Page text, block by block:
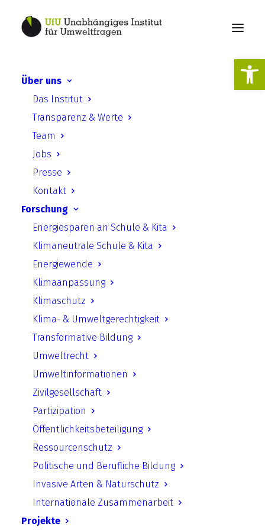
Über uns
Das Institut
Transparenz & Werte
Team
Jobs
Presse
Kontakt
Forschung
Energiesparen an Schule & Kita
Klimaneutrale Schule & Kita
Energiewende
Klimaanpassung
Klimaschutz
Klima- & Umweltgerechtigkeit
Transformative Bildung
Umweltrecht
Umweltinformationen
Zivilgesellschaft
Partizipation
Öffentlichkeitsbeteiligung
Ressourcenschutz
Politische und Berufliche Bildung
Invasive Arten & Naturschutz
Internationale Zusammenarbeit
Projekte
Beteiligung der
Zivilgesellschaft bei der
Planung von
umweltrelevanten
Infrastrukturprojekten
Beteiligung der
Zivilgesellschaft bei der
Planung von umweltrelevanten
Infrastrukturprojekten
e.V.